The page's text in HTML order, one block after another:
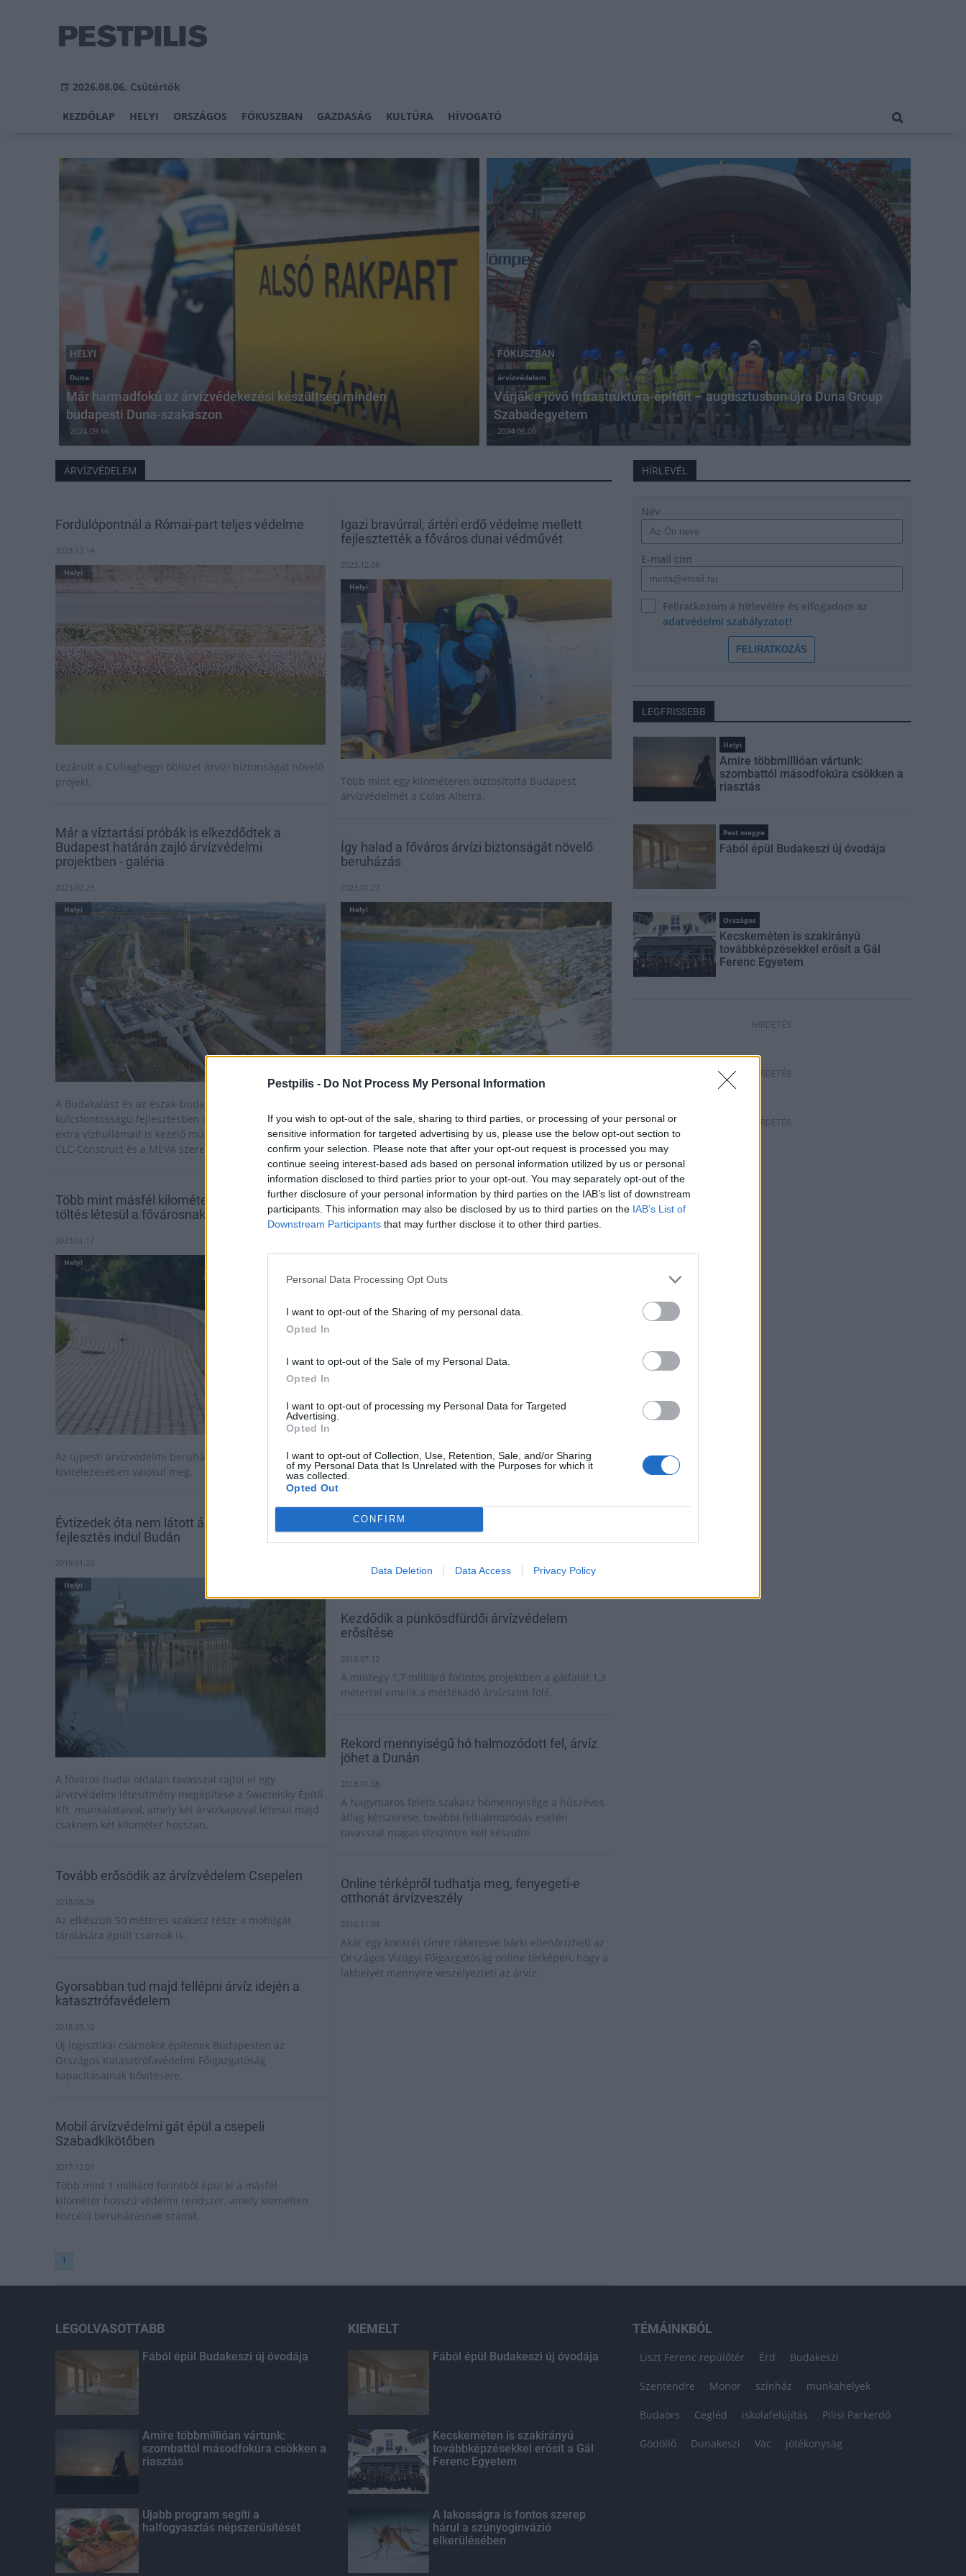
Pestpilis - Do Not Process My Personal Information
If you wish to opt-out of the sale, sharing to third parties, or processing of your personal or
sensitive information for targeted advertising by us, please use the below opt-out section to
confirm your selection. Please note that after your opt-out request is processed you may
continue seeing interest-based ads based on personal information utilized by us or personal
information disclosed to third parties prior to your opt-out. You may separately opt-out of the
further disclosure of your personal information by third parties on the IAB’s list of downstream
participants. This information may also be disclosed by us to third parties on the IAB’s List of
Downstream Participants that may further disclose it to other third parties.
Personal Data Processing Opt Outs
I want to opt-out of the Sharing of my personal data.
Opted In
I want to opt-out of the Sale of my Personal Data.
Opted In
I want to opt-out of processing my Personal Data for Targeted
Advertising.
Opted In
I want to opt-out of Collection, Use, Retention, Sale, and/or Sharing
of my Personal Data that Is Unrelated with the Purposes for which it
was collected.
Opted Out
CONFIRM
Data Deletion Data Access Privacy Policy
2026.08.06, Csütörtök
KEZDŐLAP HELYI ORSZÁGOS FÓKUSZBAN GAZDASÁG KULTÚRA HÍVOGATÓ
HELYI
Duna
Már harmadfokú az árvízvédekezési készültség minden
budapesti Duna-szakaszon
2024.09.16
FÓKUSZBAN
árvízvédelem
Várják a jövő infrastruktúra-építőit – augusztusban újra Duna Group
Szabadegyetem
2024.06.05
ÁRVÍZVÉDELEM
Fordulópontnál a Római-part teljes védelme
2023.12.14
Helyi
Lezárult a Csillaghegyi öblözet árvízi biztonságát növelő
projekt.
Már a víztartási próbák is elkezdődtek a
Budapest határán zajló árvízvédelmi
projektben - galéria
2023.02.23
Helyi
A Budakalász és az észak-budai térség számára
kulcsfontosságú fejlesztésben a Barát-patak és a Duna
extra vízhullámait is kezelő műtárgy épül, többek közt a
CLC-Construct és a MEVA szerepvállalásával.
Több mint másfél kilométernyi új árvízvédelmi
töltés létesül a fővárosnak ezen a részén
2023.01.17
Helyi
Az újpesti árvízvédelmi beruházás a Colas Alterra
kivitelezésében valósul meg.
Évtizedek óta nem látott árvízvédelmi
fejlesztés indul Budán
2019.01.23
Helyi
A főváros budai oldalán tavasszal rajtol el egy
árvízvédelmi létesítmény megépítése a Swietelsky Építő
Kft. munkálataival, amely két árvízkapuval létesül majd
csaknem két kilométer hosszan.
Tovább erősödik az árvízvédelem Csepelen
2018.08.28
Az elkészült 50 méteres szakasz része a mobilgát
tárolására épült csarnok is.
Gyorsabban tud majd fellépni árvíz idején a
katasztrófavédelem
2018.03.10
Új logisztikai csarnokot építenek Budapesten az
Országos Katasztrófavédelmi Főigazgatóság
kapacitásainak bővítésére.
Mobil árvízvédelmi gát épül a csepeli
Szabadkikötőben
2017.12.01
Több mint 1 milliárd forintból épül ki a másfél
kilométer hosszú védelmi rendszer, amely kiemelten
közcélú beruházásnak számít.
Igazi bravúrral, ártéri erdő védelme mellett
fejlesztették a főváros dunai védművét
2023.12.06
Helyi
Több mint egy kilométeren biztosította Budapest
árvízvédelmét a Colas Alterra.
Így halad a főváros árvízi biztonságát növelő
beruházás
2023.01.27
Helyi
árvízvédelmi beruházásának keretében zajlik az
Aranyhegyi-patak menti védmű korszerűsítése.
Másfél kilométeres mobilgáttal erősödött
Csepel árvízvédelme
2019.09.28
Horváth Építőmester által kivitelezett csarnok biztosítja.
Korszerűsítik a budapesti Kvassay hajózsilipet
2018.09.07
hat nagyműtárgy újul meg.
Kezdődik a pünkösdfürdői árvízvédelem
erősítése
2018.07.12
A mintegy 1,7 milliárd forintos projektben a gátfalat 1,3
méterrel emelik a mértékadó árvízszint fölé.
Rekord mennyiségű hó halmozódott fel, árvíz
jöhet a Dunán
2018.01.08
A Nagymaros feletti szakasz hómennyisége a húszéves
átlag kétszerese, további felhalmozódás esetén
tavasszal magas vízszintre kell készülni.
Online térképről tudhatja meg, fenyegeti-e
otthonát árvízveszély
2016.11.04
Akár egy konkrét címre rákeresve bárki ellenőrizheti az
Országos Vízügyi Főigazgatóság online térképén, hogy a
lakhelyét mennyire veszélyezteti az árvíz.
1
HÍRLEVÉL
Név
E-mail cím
Feliratkozom a hírlevélre és elfogadom az
adatvédelmi szabályzatot!
FELIRATKOZÁS
LEGFRISSEBB
Helyi
Amire többmillióan vártunk:
szombattól másodfokúra csökken a
riasztás
Pest megye
Fából épül Budakeszi új óvodája
Országos
Kecskeméten is szakirányú
továbbképzésekkel erősít a Gál
Ferenc Egyetem
HIRDETÉS
HIRDETÉS
HIRDETÉS
LEGOLVASOTTABB
Fából épül Budakeszi új óvodája
Amire többmillióan vártunk:
szombattól másodfokúra csökken a
riasztás
Újabb program segíti a
halfogyasztás népszerűsítését
KIEMELT
Fából épül Budakeszi új óvodája
Kecskeméten is szakirányú
továbbképzésekkel erősít a Gál
Ferenc Egyetem
A lakosságra is fontos szerep
hárul a szúnyoginvázió
elkerülésében
TÉMÁINKBÓL
Liszt Ferenc repülőtér Érd Budakeszi
Szentendre Monor színház munkahelyek
Budaörs Cegléd iskolafelújítás Pilisi Parkerdő
Gödöllő Dunakeszi Vác jótékonyság